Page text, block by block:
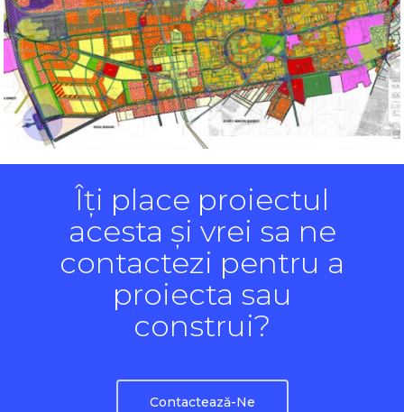
Îți place proiectul
acesta și vrei sa ne
contactezi pentru a
proiecta sau
construi?
Contactează-Ne